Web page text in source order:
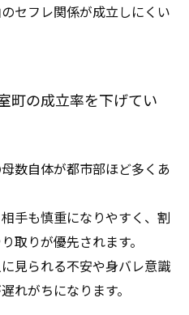
セフレ関係が成立しにくい
町の成立率を下げてい
数自体が都市部ほど多くあ
手も慎重になりやすく、割
取りが優先されます。
見られる不安や身バレ意識
れがちになります。